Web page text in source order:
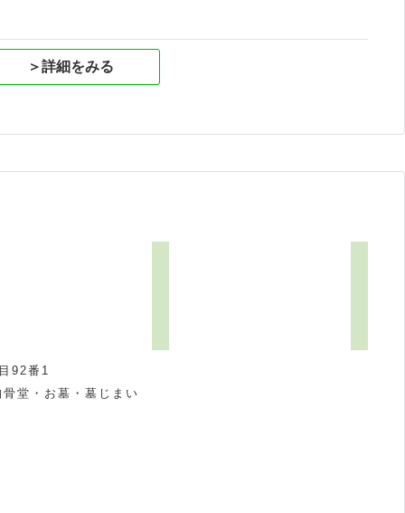
＞詳細をみる
92番1
堂・お墓・墓じまい